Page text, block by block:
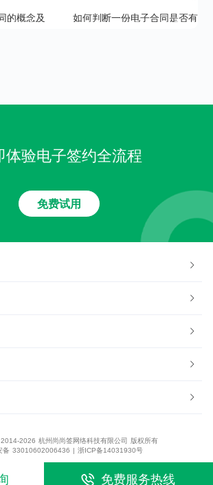
的概念及
如何判断一份电子合同是否有
体验电子签约全流程
免费试用
2026 杭州尚尚签网络科技有限公司 版权所有
备 33010602006436 | 浙ICP备14031930号
免费服务热线